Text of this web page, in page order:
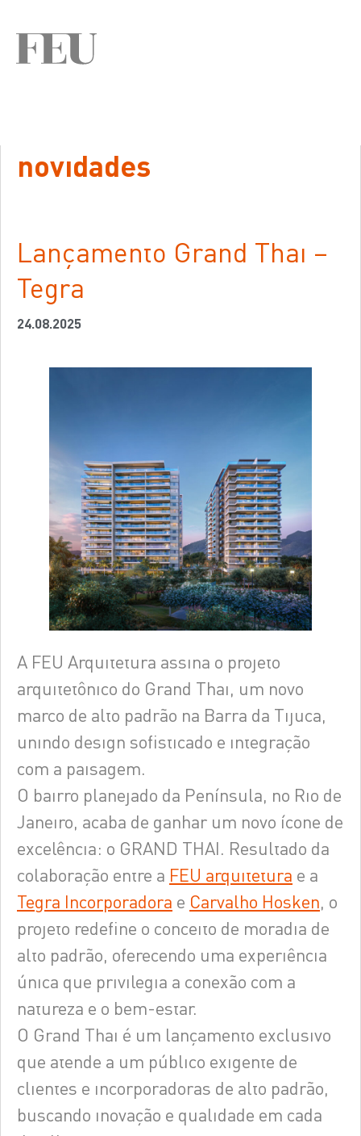
novidades
Lançamento Grand Thai –
Tegra
24.08.2025
A FEU Arquitetura assina o projeto
arquitetônico do Grand Thai, um novo
marco de alto padrão na Barra da Tijuca,
unindo design sofisticado e integração
com a paisagem.
O bairro planejado da Península, no Rio de
Janeiro, acaba de ganhar um novo ícone de
excelência: o GRAND THAI. Resultado da
colaboração entre a FEU arquitetura e a
Tegra Incorporadora e Carvalho Hosken, o
projeto redefine o conceito de moradia de
alto padrão, oferecendo uma experiência
única que privilegia a conexão com a
natureza e o bem-estar.
O Grand Thai é um lançamento exclusivo
que atende a um público exigente de
clientes e incorporadoras de alto padrão,
buscando inovação e qualidade em cada